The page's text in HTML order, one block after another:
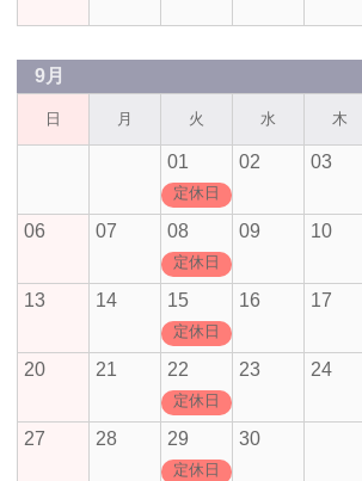
9月
日 月 火 水 木
01
定休日
02 03
06 07 08
定休日
09 10
13 14 15
定休日
16 17
20 21 22
定休日
23 24
27 28 29
定休日
30